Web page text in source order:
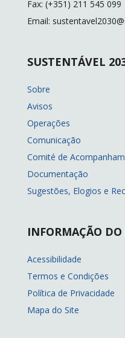
Fax: (+351) 211 545 099
Email:
SUSTENTÁVEL
Sobre
Avisos
Operações
Comunicação
Comité de
Documentação
Sugestões, Elogios e
INFORMAÇÃO DO
Acessibilidade
Termos e Condições
Política de Privacidade
Mapa do Site